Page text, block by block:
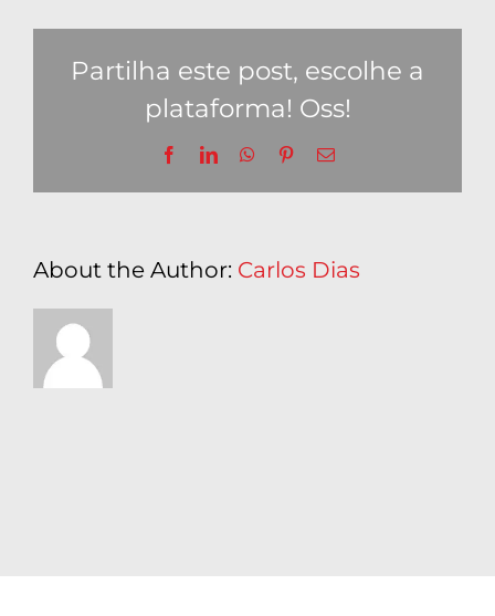
Partilha este post, escolhe a
plataforma! Oss!
FacebookLinkedInWhatsApp
PinterestEmail
mas
About the Author: Carlos Dias